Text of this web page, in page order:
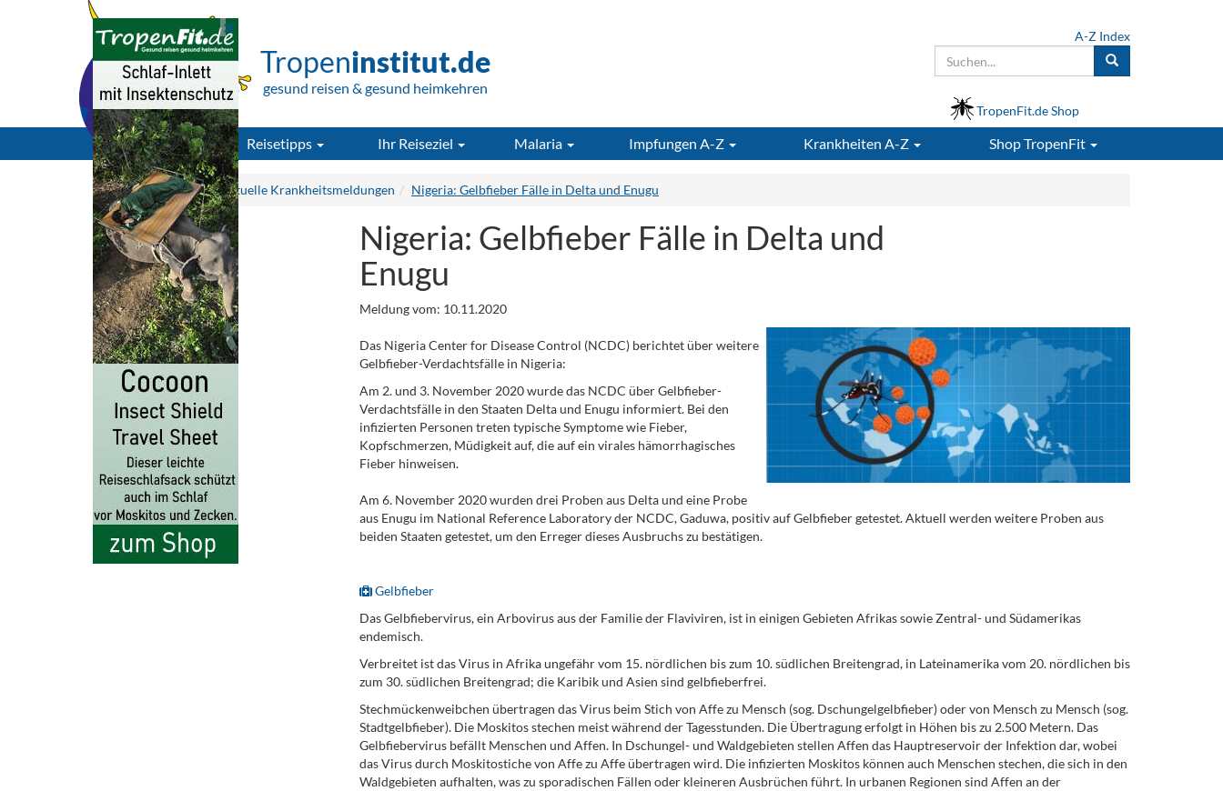
Tropeninstitut.de
gesund reisen & gesund heimkehren
A-Z Index
TropenFit.de Shop
Reisetipps Ihr Reiseziel Malaria Impfungen A-Z Krankheiten A-Z ShopTropenFit
Tropeninstitut.de Aktuelle Krankheitsmeldungen Nigeria: Gelbfieber Fälle in Delta und Enugu
Nigeria: Gelbfieber Fälle in Delta und
Enugu
Meldung vom: 10.11.2020
Das Nigeria Center for Disease Control (NCDC) berichtet über weitere
Gelbfieber-Verdachtsfälle in Nigeria:
Am 2. und 3. November 2020 wurde das NCDC über Gelbfieber-
Verdachtsfälle in den Staaten Delta und Enugu informiert. Bei den
infizierten Personen treten typische Symptome wie Fieber,
Kopfschmerzen, Müdigkeit auf, die auf ein virales hämorrhagisches
Fieber hinweisen.
Am 6. November 2020 wurden drei Proben aus Delta und eine Probe
aus Enugu im National Reference Laboratory der NCDC, Gaduwa, positiv auf Gelbfieber getestet. Aktuell werden weitere Proben aus
beiden Staaten getestet, um den Erreger dieses Ausbruchs zu bestätigen.
Gelbfieber
Das Gelbfiebervirus, ein Arbovirus aus der Familie der Flaviviren, ist in einigen Gebieten Afrikas sowie Zentral- und Südamerikas
endemisch.
Verbreitet ist das Virus in Afrika ungefähr vom 15. nördlichen bis zum 10. südlichen Breitengrad, in Lateinamerika vom 20. nördlichen bis
zum 30. südlichen Breitengrad; die Karibik und Asien sind gelbfieberfrei.
Stechmückenweibchen übertragen das Virus beim Stich von Affe zu Mensch (sog. Dschungelgelbfieber) oder von Mensch zu Mensch (sog.
Stadtgelbfieber). Die Moskitos stechen meist während der Tagesstunden. Die Übertragung erfolgt in Höhen bis zu 2.500 Metern. Das
Gelbfiebervirus befällt Menschen und Affen. In Dschungel- und Waldgebieten stellen Affen das Hauptreservoir der Infektion dar, wobei
das Virus durch Moskitostiche von Affe zu Affe übertragen wird. Die infizierten Moskitos können auch Menschen stechen, die sich in den
Waldgebieten aufhalten, was zu sporadischen Fällen oder kleineren Ausbrüchen führt. In urbanen Regionen sind Affen an der